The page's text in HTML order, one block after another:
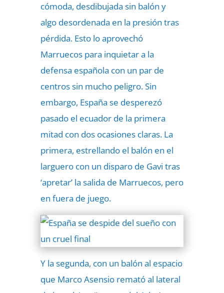
cómoda, desdibujada sin balón y
algo desordenada en la presión tras
pérdida. Esto lo aprovechó
Marruecos para inquietar a la
defensa española con un par de
centros sin mucho peligro. Sin
embargo, España se desperezó
pasado el ecuador de la primera
mitad con dos ocasiones claras. La
primera, estrellando el balón en el
larguero con un disparo de Gavi tras
‘apretar’ la salida de Marruecos, pero
en fuera de juego.
Y la segunda, con un balón al espacio
que Marco Asensio remató al lateral